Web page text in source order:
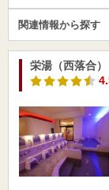
関連情報から探す
栄湯（西落合）